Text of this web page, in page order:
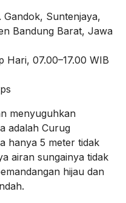
Suntenjaya,
Bandung Barat, Jawa
Hari, 07.00–17.00 WIB
menyuguhkan
adalah Curug
hanya 5 meter tidak
airan sungainya tidak
hijau dan